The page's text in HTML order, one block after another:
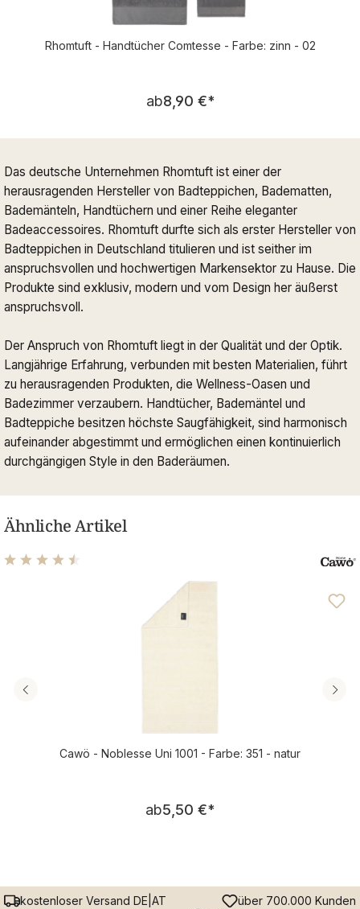
Rhomtuft - Handtücher Comtesse - Farbe: zinn - 02
Regulärer Preis:
ab8,90 €*
Das deutsche Unternehmen Rhomtuft ist einer der
herausragenden Hersteller von Badteppichen, Badematten,
Bademänteln, Handtüchern und einer Reihe eleganter
Badeaccessoires. Rhomtuft durfte sich als erster Hersteller von
Badteppichen in Deutschland titulieren und ist seither im
anspruchsvollen und hochwertigen Markensektor zu Hause. Die
Produkte sind exklusiv, modern und vom Design her äußerst
anspruchsvoll.
Der Anspruch von Rhomtuft liegt in der Qualität und der Optik.
Langjährige Erfahrung, verbunden mit besten Materialien, führt
zu herausragenden Produkten, die Wellness-Oasen und
Badezimmer verzaubern. Handtücher, Bademäntel und
Badteppiche besitzen höchste Saugfähigkeit, sind harmonisch
aufeinander abgestimmt und ermöglichen einen kontinuierlich
durchgängigen Style in den Baderäumen.
Ähnliche Artikel
Durchschnittliche Bewertung von 4.61 von 5 Sternen
Cawö - Noblesse Uni 1001 - Farbe: 351 - natur
Regulärer Preis:
ab5,50 €*
kostenloser Versand DE|AT
über 700.000 Kunden